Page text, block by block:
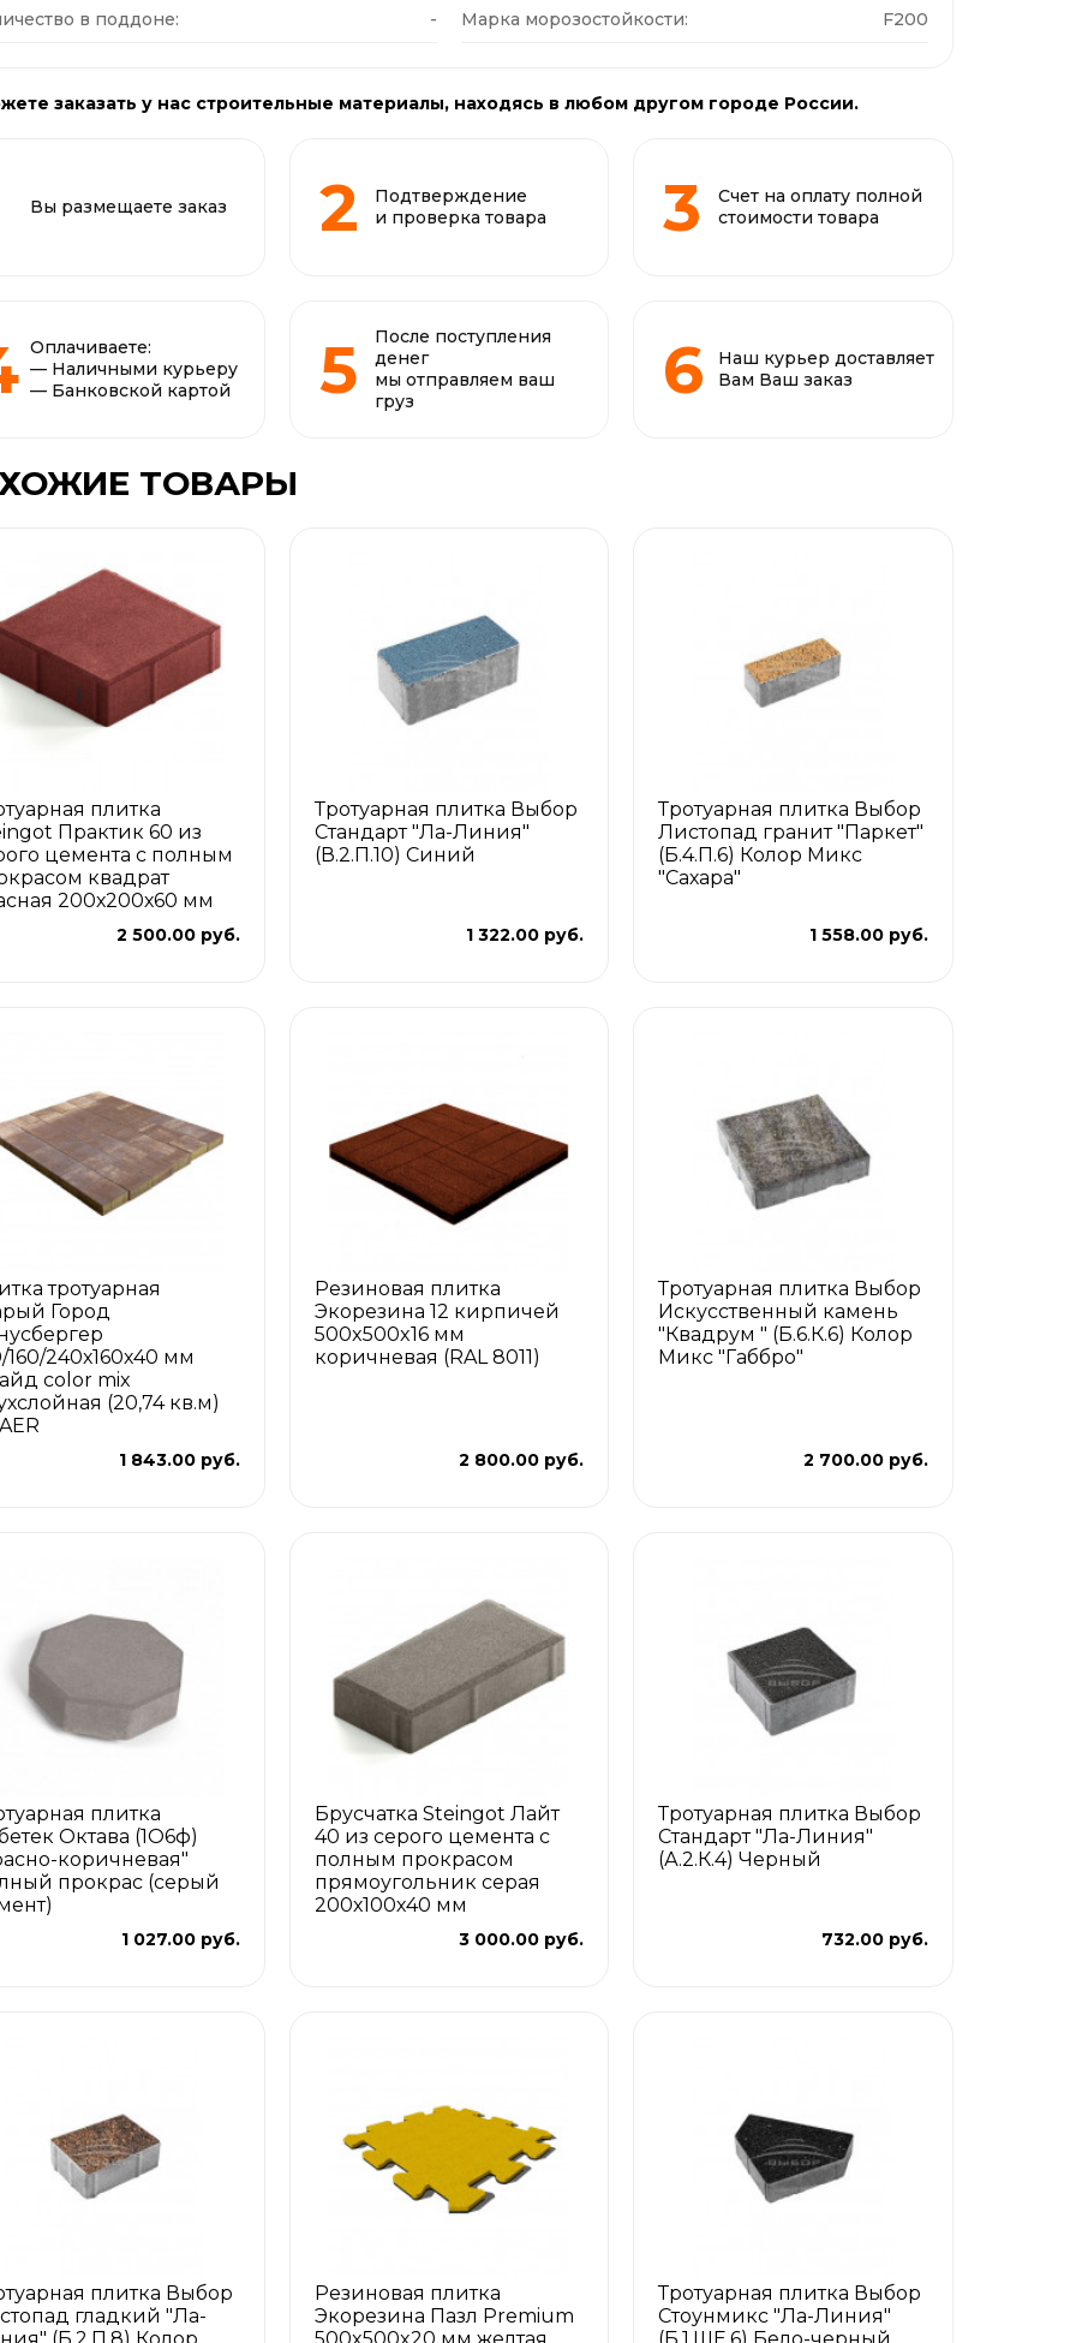
в поддоне: - Марка морозостойкости: F200
заказать у нас строительные материалы, находясь в любом другом городе России.
Вы размещаете заказ
Подтверждение
и проверка товара
Счет на оплату полной
стоимости товара
Оплачиваете:
— Наличными курьеру
— Банковской картой
После поступления
денег
мы отправляем ваш
груз
Наш курьер доставляет
Вам Ваш заказ
ТОВАРЫ
плитка
Практик 60 из
цемента с полным
квадрат
200х200х60 мм
2 500.00 руб.
Тротуарная плитка Выбор
Стандарт "Ла-Линия"
(В.2.П.10) Синий
1 322.00 руб.
Тротуарная плитка Выбор
Листопад гранит "Паркет"
(Б.4.П.6) Колор Микс
"Сахара"
1 558.00 руб.
тротуарная
Город
160/240х160х40 мм
color mix
(20,74 кв.м)
1 843.00 руб.
Резиновая плитка
Экорезина 12 кирпичей
500x500x16 мм
коричневая (RAL 8011)
2 800.00 руб.
Тротуарная плитка Выбор
Искусственный камень
"Квадрум " (Б.6.К.6) Колор
Микс "Габбро"
2 700.00 руб.
плитка
Октава (1О6ф)
коричневая"
прокрас (серый
1 027.00 руб.
Брусчатка Steingot Лайт
40 из серого цемента с
полным прокрасом
прямоугольник серая
200х100х40 мм
3 000.00 руб.
Тротуарная плитка Выбор
Стандарт "Ла-Линия"
(А.2.К.4) Черный
732.00 руб.
плитка Выбор
гладкий "Ла-
Резиновая плитка
Экорезина Пазл Premium
Тротуарная плитка Выбор
Стоунмикс "Ла-Линия"